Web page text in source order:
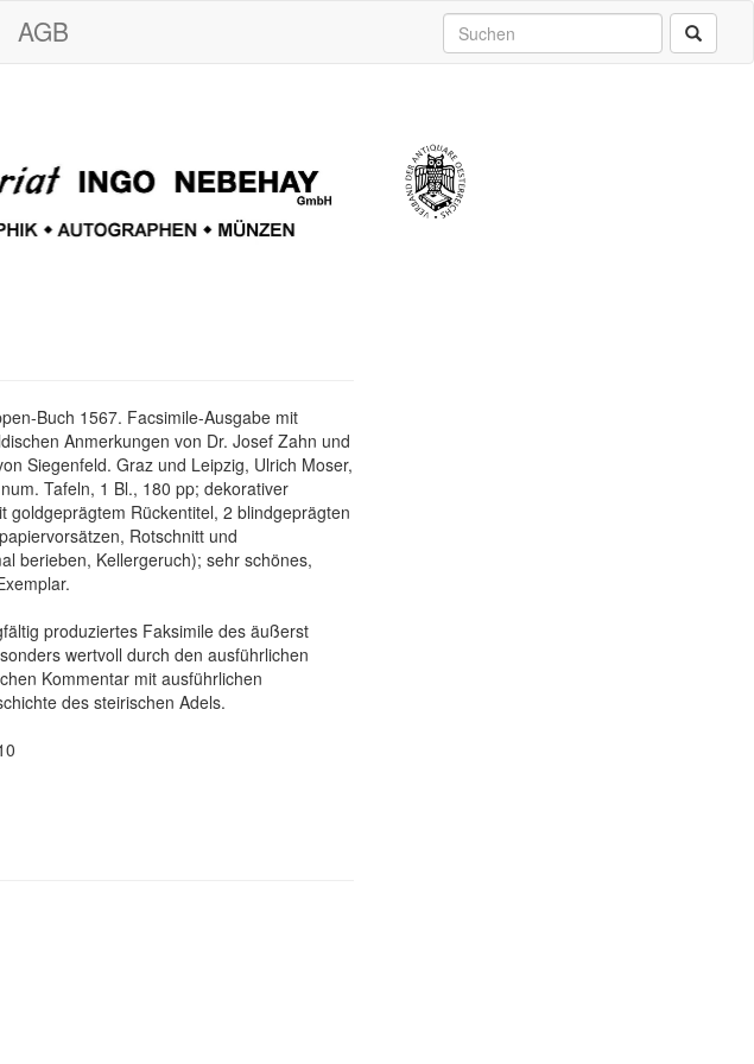
AGB
Buch 1567. Facsimile-Ausgabe mit
Anmerkungen von Dr. Josef Zahn und
Siegenfeld. Graz und Leipzig, Ulrich Moser,
Tafeln, 1 Bl., 180 pp; dekorativer
goldgeprägtem Rückentitel, 2 blindgeprägten
Rotschnitt und
berieben, Kellergeruch); sehr schönes,
produziertes Faksimile des äußerst
wertvoll durch den ausführlichen
Kommentar mit ausführlichen
des steirischen Adels.